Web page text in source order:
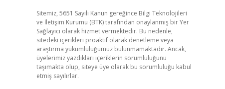
Sitemiz, 5651 Sayılı Kanun gereğince Bilgi Teknolojileri
ve İletişim Kurumu (BTK) tarafından onaylanmış bir Yer
Sağlayıcı olarak hizmet vermektedir. Bu nedenle,
sitedeki içerikleri proaktif olarak denetleme veya
araştırma yükümlülüğümüz bulunmamaktadır. Ancak,
üyelerimiz yazdıkları içeriklerin sorumluluğunu
taşımakta olup, siteye üye olarak bu sorumluluğu kabul
etmiş sayılırlar.